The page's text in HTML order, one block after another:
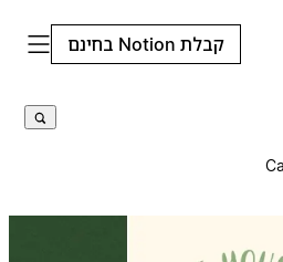
קבלת Notion בחינם